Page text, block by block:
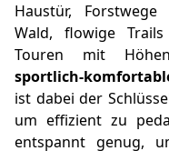
Haustür,
Wald, flowige
Touren mit
sportlich-
ist dabei der
um effizient zu
entspannt genug,